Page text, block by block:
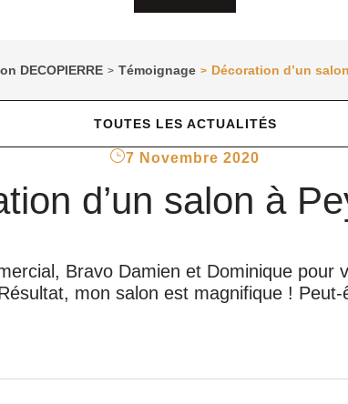
DECOPIERRE > Témoignage > Décoration d’un
TOUTES LES ACTUALITÉS
d’un salon à
7 Novembre 2020
Bravo Damien et Dominique pour
mon salon est magnifique !